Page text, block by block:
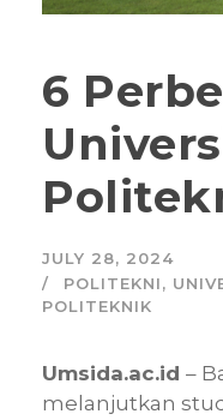
6
JULY 28, 2024
POLITEKNI,
POLITEKNIK
Umsida.ac.id –
melanjutkan